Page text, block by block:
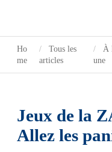
Ho
me
Tous les
articles
À
une
Jeux de la
Allez les